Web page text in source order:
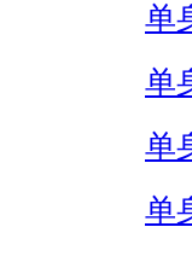
单
单
单
单